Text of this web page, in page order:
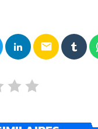
email